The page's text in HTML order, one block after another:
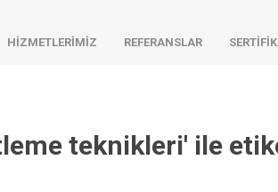
HIZMETLERIMIZ REFERANSLAR
teknikleri' ile